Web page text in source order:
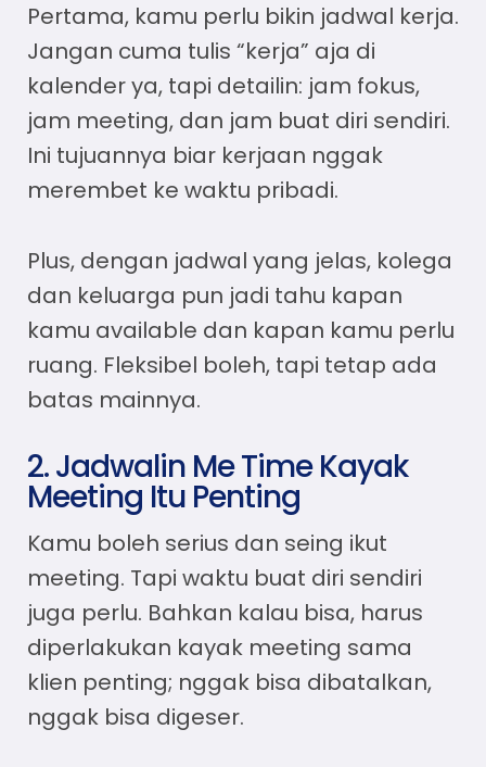
Pertama, kamu perlu bikin jadwal kerja.
Jangan cuma tulis “kerja” aja di
kalender ya, tapi detailin: jam fokus,
jam meeting, dan jam buat diri sendiri.
Ini tujuannya biar kerjaan nggak
merembet ke waktu pribadi.
Plus, dengan jadwal yang jelas, kolega
dan keluarga pun jadi tahu kapan
kamu available dan kapan kamu perlu
ruang. Fleksibel boleh, tapi tetap ada
batas mainnya.
2. Jadwalin Me Time Kayak
Meeting Itu Penting
Kamu boleh serius dan seing ikut
meeting. Tapi waktu buat diri sendiri
juga perlu. Bahkan kalau bisa, harus
diperlakukan kayak meeting sama
klien penting; nggak bisa dibatalkan,
nggak bisa digeser.